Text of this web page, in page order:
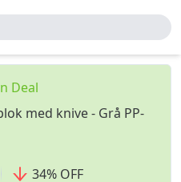
Deal
med knive - Grå PP-
34% OFF